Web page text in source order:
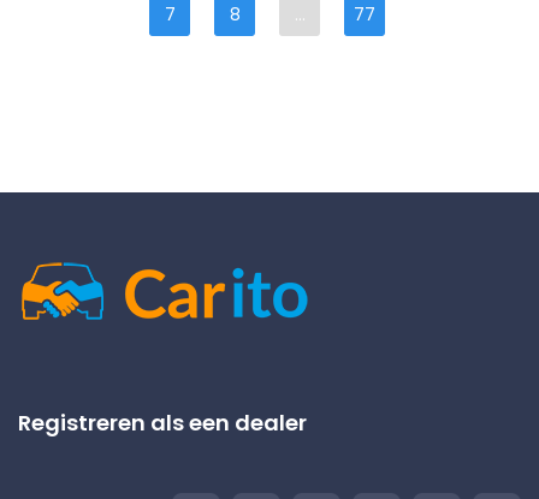
7
8 ... 77
Registreren als een dealer